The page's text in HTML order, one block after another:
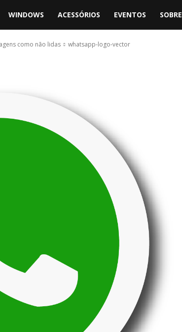
WINDOWS ACESSÓRIOS EVENTOS SOBRE
como não lidas whatsapp-logo-vector